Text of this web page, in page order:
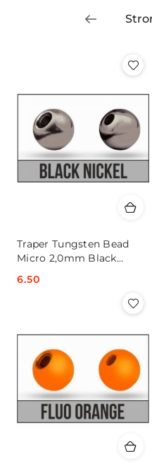
Traper Tungsten Bead
Micro 2,0mm Black
Cena:
6.50